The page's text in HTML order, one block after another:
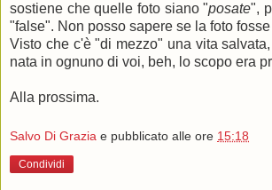
sostiene che quelle foto siano "posate",
"false". Non posso sapere se la foto
Visto che c'è "di mezzo" una vita
nata in ognuno di voi, beh, lo scopo era
Alla prossima.
Salvo Di Grazia e pubblicato alle ore 15:18
Condividi